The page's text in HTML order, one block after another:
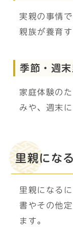
実親の事情
親族が養育
季節・週
家庭体験の
みや、週末
里親にな
里親になる
書やその他
ます。